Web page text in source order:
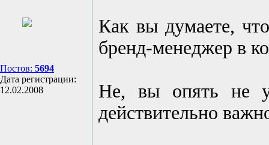
Постов: 5694
Дата регистрации:
12.02.2008
Как вы думаете,
бренд-менеджер в
Не, вы опять не
действительно